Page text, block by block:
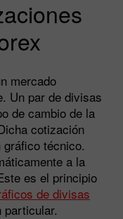
mercado
Un par de divisas
de cambio de la
cotización
técnico.
a la
es el principio
de divisas
particular.